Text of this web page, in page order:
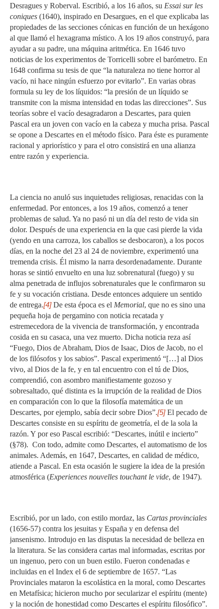
Desragues y Roberval. Escribió, a los 16 años, su Essai sur les
coniques (1640), inspirado en Desargues, en el que explicaba las
propiedades de las secciones cónicas en función de un hexágono
al que llamó el hexagrama místico. A los 19 años construyó, para
ayudar a su padre, una máquina aritmética. En 1646 tuvo
noticias de los experimentos de Torricelli sobre el barómetro. En
1648 confirma su tesis de que “la naturaleza no tiene horror al
vacío, ni hace ningún esfuerzo por evitarlo”. En varias obras
formula su ley de los líquidos: “la presión de un líquido se
transmite con la misma intensidad en todas las direcciones”. Sus
teorías sobre el vacío desagradaron a Descartes, para quien
Pascal era un joven con vacío en la cabeza y mucha prisa. Pascal
se opone a Descartes en el método físico. Para éste es puramente
racional y apriorístico y para el otro consistirá en una alianza
entre razón y experiencia.
La ciencia no anuló sus inquietudes religiosas, renacidas con la
enfermedad. Por entonces, a los 19 años, comenzó a tener
problemas de salud. Ya no pasó ni un día del resto de vida sin
dolor. Después de una experiencia en la que casi pierde la vida
(yendo en una carroza, los caballos se desbocaron), a los pocos
días, en la noche del 23 al 24 de noviembre, experimentó una
tremenda crisis. Él mismo la narra desordenadamente. Durante
horas se sintió envuelto en una luz sobrenatural (fuego) y su
alma penetrada de influjos sobrenaturales que le confirmaron su
fe y su vocación cristiana. Desde entonces adquiere un sentido
de entrega.[4]De esta época es el Memorial, que no es sino una
pequeña hoja de pergamino con noticia recatada y
estremecedora de la vivencia de transformación, y encontrada
cosida en su casaca, una vez muerto. Dicha noticia reza así
“Fuego, Dios de Abraham, Dios de Isaac, Dios de Jacob, no el
de los filósofos y los sabios”. Pascal experimentó “[…] al Dios
vivo, al Dios de la fe, y en tal encuentro con el tú de Dios,
comprendió, con asombro manifiestamente gozoso y
sobresaltado, qué distinta es la irrupción de la realidad de Dios
en comparación con lo que la filosofía matemática de un
Descartes, por ejemplo, sabía decir sobre Dios”.[5]El pecado de
Descartes consiste en su espíritu de geometría, el de la sola la
razón. Y por eso Pascal escribió: “Descartes, inútil e incierto”
(§78). Con todo, admite como Descartes, el automatismo de los
animales. Además, en 1647, Descartes, en calidad de médico,
atiende a Pascal. En esta ocasión le sugiere la idea de la presión
atmosférica (Experiences nouvelles touchant le vide, de 1947).
Escribió, por un lado, con estilo mordaz, las Cartas provinciales
(1656-57) contra los jesuitas y España y en defensa del
jansenismo. Introdujo en las disputas la necesidad de belleza en
la literatura. Se las considera cartas mal informadas, escritas por
un ingenuo, pero con un buen estilo. Fueron condenadas e
incluidas en el Index el 6 de septiembre de 1657. “Las
Provinciales mataron la escolástica en la moral, como Descartes
en Metafísica; hicieron mucho por secularizar el espíritu (mente)
y la noción de honestidad como Descartes el espíritu filosófico”.